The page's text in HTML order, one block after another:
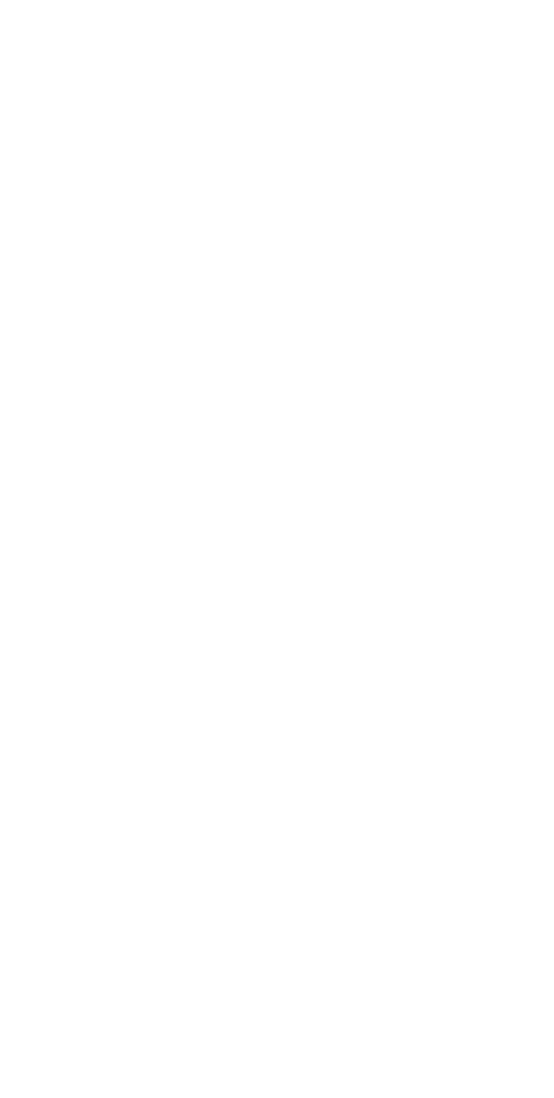
jsem jela s dcerou. Obě jsem byly velmi spokojené. Velký podíl na naší
odpovědí, měla delegátka sl. Petra Helebrantová její kolega Tomáš (omlouvám se, pokud jsem neuvedla příjmení správně
vůbec. Ale určitě lze bez problémů dohledat příjmení těchto vašich delegátů). Oba
poměrů a kultury. Dovolená pro nás byla prostě úchvatná.